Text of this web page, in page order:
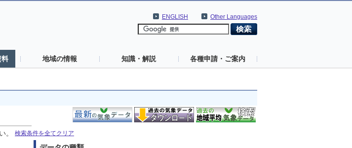
Other Languages
ENGLISH
料 地域の情報 知識・解説 各種申請・ご案内
。 検索条件を全てクリア